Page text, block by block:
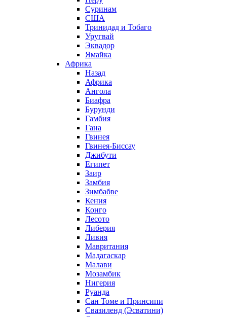
Суринам
США
Тринидад и Тобаго
Уругвай
Эквадор
Ямайка
Африка
Назад
Африка
Ангола
Биафра
Бурунди
Гамбия
Гана
Гвинея
Гвинея-Биссау
Джибути
Египет
Заир
Замбия
Зимбабве
Кения
Конго
Лесото
Либерия
Ливия
Мавритания
Мадагаскар
Малави
Мозамбик
Нигерия
Руанда
Сан Томе и Принсипи
Свазиленд (Эсватини)